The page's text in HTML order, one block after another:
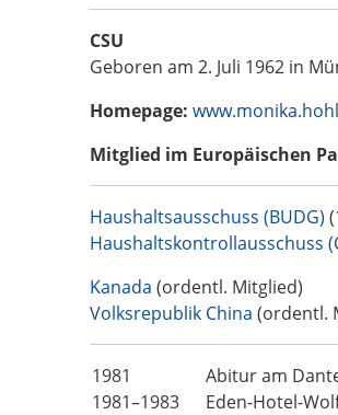
CSU
Geboren am 2. Juli 1962 in
Homepage:
Mitglied im Europäischen
Haushaltsausschuss (BUDG)
Haushaltskontrollausschuss
Kanada (ordentl. Mitglied)
Volksrepublik China (ordentl.
1981
Abitur am
1981–1983
Eden-Hotel-